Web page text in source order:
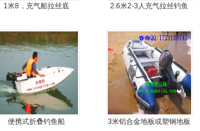
1米8，充气船拉丝底
2.6米2-3人充气拉丝钓鱼
便携式折叠钓鱼船
3米铝合金地板或塑钢地板